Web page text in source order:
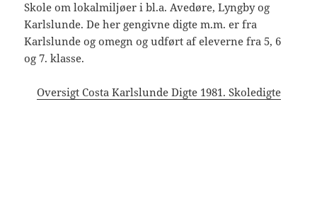
Skole om lokalmiljøer i bl.a. Avedøre, Lyngby og
Karlslunde. De her gengivne digte m.m. er fra
Karlslunde og omegn og udført af eleverne fra 5, 6
og 7. klasse.
Oversigt Costa Karlslunde Digte 1981. Skoledigte